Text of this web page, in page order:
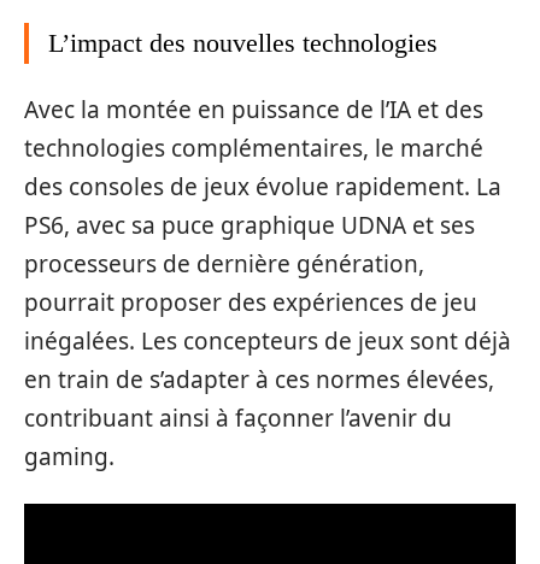
L’impact des nouvelles technologies
Avec la montée en puissance de l’IA et des
technologies complémentaires, le marché
des consoles de jeux évolue rapidement. La
PS6, avec sa puce graphique UDNA et ses
processeurs de dernière génération,
pourrait proposer des expériences de jeu
inégalées. Les concepteurs de jeux sont déjà
en train de s’adapter à ces normes élevées,
contribuant ainsi à façonner l’avenir du
gaming.